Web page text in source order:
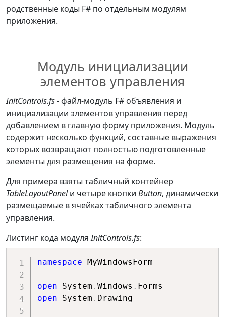
родственные коды F# по отдельным модулям
приложения.
Модуль инициализации
элементов управления
InitControls.fs- файл-модуль F# объявления и
инициализации элементов управления перед
добавлением в главную форму приложения. Модуль
содержит несколько функций, составные выражения
которых возвращают полностью подготовленные
элементы для размещения на форме.
Для примера взяты табличный контейнер
TableLayoutPanelи четыре кнопки Button, динамически
размещаемые в ячейках табличного элемента
управления.
Листинг кода модуляInitControls.fs:
namespace MyWindowsForm
open System . Windows .
open System . Drawing